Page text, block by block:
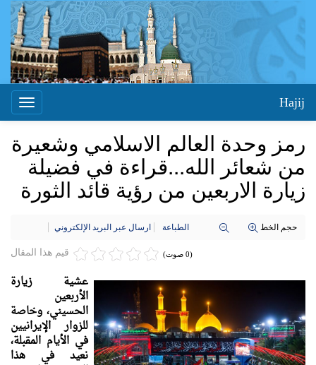
Toggle
Hajij
رمز وحدة العالم الاسلامي وشعيرة
من شعائر الله...قراءة في فضيلة
زيارة الاربعين من رؤية قائد الثورة
حجم الخط الطباعة ارسال عبر البريد الإلكتروني
قيم هذا المقال (0 صوت)
عشية زيارة
الأربعين
الحسيني، وخاصة
للزوار الإيرانيين
في الأيام المقبلة،
نعيد في هذا